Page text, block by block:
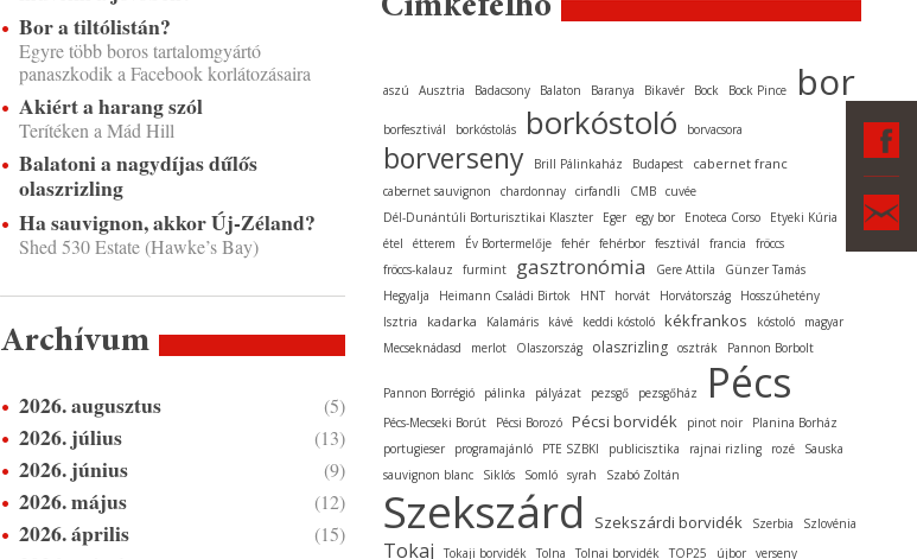
Bor a tiltólistán?
Egyre több boros tartalomgyártó
panaszkodik a Facebook korlátozásaira
Akiért a harang szól
Terítéken a Mád Hill
Balatoni a nagydíjas dűlős
olaszrizling
Ha sauvignon, akkor Új-Zéland?
Shed 530 Estate (Hawke’s Bay)
Archívum
2026. augusztus (5)
2026. július (13)
2026. június (9)
2026. május (12)
2026. április (15)
Címkefelhő
aszú Ausztria Badacsony Balaton Baranya Bikavér Bock Bock Pince bor
borfesztivál borkóstolás borkóstoló borvacsora
borverseny Brill Pálinkaház Budapest cabernet franc
cabernet sauvignon chardonnay cirfandli CMB cuvée
Dél-Dunántúli Borturisztikai Klaszter
Eger egy bor Enoteca Corso
Etyeki Kúria
étel
étterem Év Bortermelője fehér fehérbor fesztivál francia
fröccs
fröccs-kalauz
furmint gasztronómia Gere Attila
Günzer Tamás
Hegyalja
Heimann Családi Birtok HNT horvát Horvátország
Hosszúhetény
Isztria
kadarka Kalamáris kávé keddi kóstoló kékfrankos kóstoló
magyar
Mecseknádasd
merlot Olaszország olaszrizling osztrák Pannon Borbolt
Pannon Borrégió pálinka pályázat pezsgő pezsgőház Pécs
Pécs-Mecseki Borút Pécsi Borozó Pécsi borvidék pinot noir
Planina Borház
portugieser
programajánló PTE SZBKI publicisztika rajnai rizling rozé
Sauska
sauvignon blanc
Siklós Somló syrah Szabó Zoltán
Szekszárd Szekszárdi borvidék Szerbia Szlovénia
Tokaj Tokaji borvidék Tolna Tolnai borvidék TOP25 újbor verseny